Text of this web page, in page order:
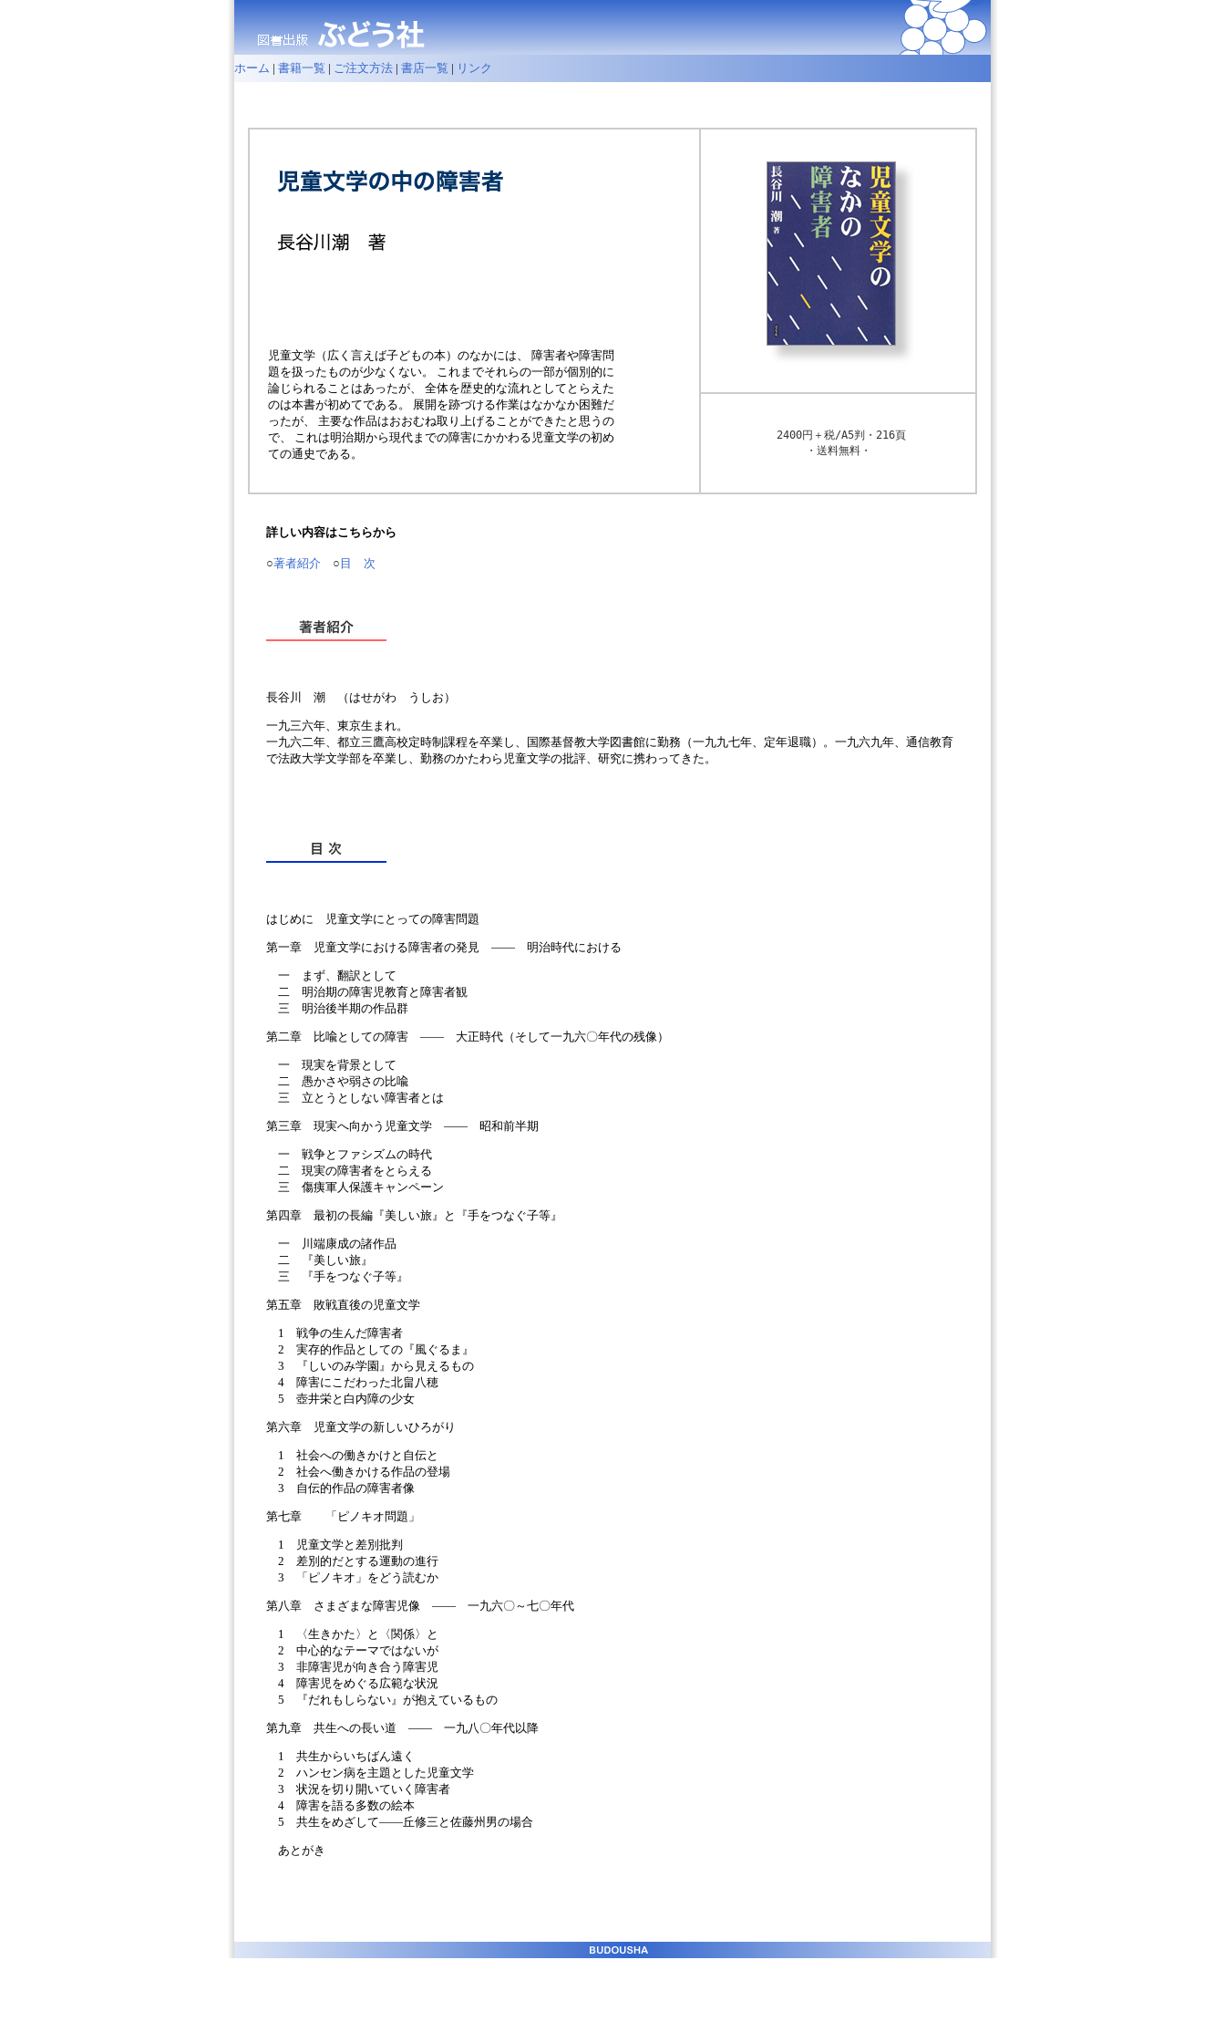
ホーム | 書籍一覧 | ご注文方法 | 書店一覧 | リンク
児童文学（広く言えば子どもの本）のなかには、 障害者や障害問
題を扱ったものが少なくない。 これまでそれらの一部が個別的に
論じられることはあったが、 全体を歴史的な流れとしてとらえた
のは本書が初めてである。 展開を跡づける作業はなかなか困難だ
ったが、 主要な作品はおおむね取り上げることができたと思うの
で、 これは明治期から現代までの障害にかかわる児童文学の初め
ての通史である。
2400円＋税/A5判・216頁
・送料無料・
詳しい内容はこちらから
○著者紹介 ○ 目 次
長谷川 潮 （はせがわ うしお）
一九三六年、東京生まれ。
一九六二年、都立三鷹高校定時制課程を卒業し、国際基督教大学図書館に勤務（一九九七年、定年退職）。一九六九年、通信教育
で法政大学文学部を卒業し、勤務のかたわら児童文学の批評、研究に携わってきた。
はじめに 児童文学にとっての障害問題
第一章 児童文学における障害者の発見 ―― 明治時代における
一 まず、翻訳として
二 明治期の障害児教育と障害者観
三 明治後半期の作品群
第二章 比喩としての障害 ―― 大正時代（そして一九六〇年代の残像）
一 現実を背景として
二 愚かさや弱さの比喩
三 立とうとしない障害者とは
第三章 現実へ向かう児童文学 ―― 昭和前半期
一 戦争とファシズムの時代
二 現実の障害者をとらえる
三 傷痍軍人保護キャンペーン
第四章 最初の長編『美しい旅』と『手をつなぐ子等』
一 川端康成の諸作品
二 『美しい旅』
三 『手をつなぐ子等』
第五章 敗戦直後の児童文学
1 戦争の生んだ障害者
2 実存的作品としての『風ぐるま』
3 『しいのみ学園』から見えるもの
4 障害にこだわった北畠八穂
5 壺井栄と白内障の少女
第六章 児童文学の新しいひろがり
1 社会への働きかけと自伝と
2 社会へ働きかける作品の登場
3 自伝的作品の障害者像
第七章 「ピノキオ問題」
1 児童文学と差別批判
2 差別的だとする運動の進行
3 「ピノキオ」をどう読むか
第八章 さまざまな障害児像 ―― 一九六〇～七〇年代
1 〈生きかた〉と〈関係〉と
2 中心的なテーマではないが
3 非障害児が向き合う障害児
4 障害児をめぐる広範な状況
5 『だれもしらない』が抱えているもの
第九章 共生への長い道 ―― 一九八〇年代以降
1 共生からいちばん遠く
2 ハンセン病を主題とした児童文学
3 状況を切り開いていく障害者
4 障害を語る多数の絵本
5 共生をめざして――丘修三と佐藤州男の場合
あとがき